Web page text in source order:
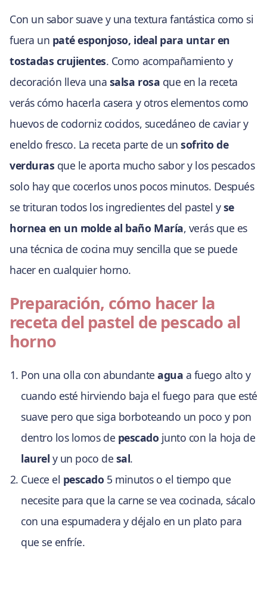
Con un sabor suave y una textura fantástica como si
fuera un paté esponjoso, ideal para untar en
tostadas crujientes. Como acompañamiento y
decoración lleva una salsa rosa que en la receta
verás cómo hacerla casera y otros elementos como
huevos de codorniz cocidos, sucedáneo de caviar y
eneldo fresco. La receta parte de unsofrito de
verduras que le aporta mucho sabor y los pescados
solo hay que cocerlos unos pocos minutos. Después
se trituran todos los ingredientes del pastel yse
hornea en un molde al baño María, verás que es
una técnica de cocina muy sencilla que se puede
hacer en cualquier horno.
Preparación, cómo hacer la
receta del pastel de pescado al
horno
Pon una olla con abundanteagua a fuego alto y
cuando esté hirviendo baja el fuego para que esté
suave pero que siga borboteando un poco y pon
dentro los lomos de pescado junto con la hoja de
laurel y un poco de sal.
Cuece el pescado 5 minutos o el tiempo que
necesite para que la carne se vea cocinada, sácalo
con una espumadera y déjalo en un plato para
que se enfríe.